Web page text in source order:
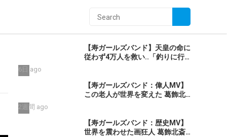
【寿ガールズバンド】天皇の命に
従わず4万人を救い..「釣りに行
寿STUDIO
6日 ago
【寿ガールズバンド：偉人MV】
この老人が世界を変えた 葛飾北
2週間 ago
【寿ガールズバンド：歴史MV】
世界を震わせた画狂人 葛飾北斎